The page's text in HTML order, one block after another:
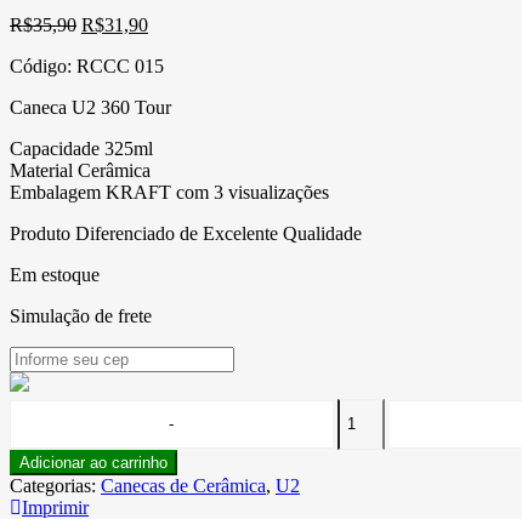
R$35,90 O
original
R$35,90.
R$31,90O
atual
R$31,90.
Código: RCCC 015
Caneca U2 360 Tour
Capacidade 325ml
Material Cerâmica
Embalagem KRAFT com 3 visualizações
Produto Diferenciado de Excelente Qualidade
Em estoque
Simulação de frete
Adicionar ao carrinho
Categorias: Canecas de Cerâmica, U2
Imprimir